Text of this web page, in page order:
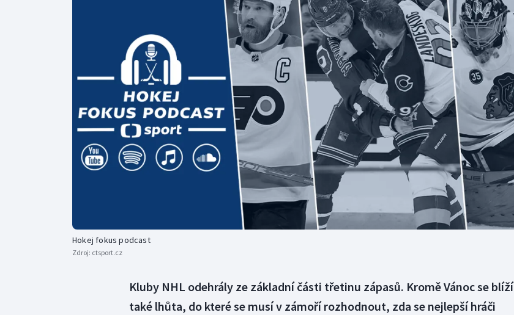
Curling
Dostihy
Golf
Gymnastika
Moderní pětiboj
Motorsport
Olympijské hry
Parasport
Plavání
Plážový volejbal
Triatlon
Veslování
Vodní slalom
Volejbal
Ostatní
Hokej fokus podcast
Zdroj: ctsport.cz
Kluby NHL odehrály ze základní části třetinu zápasů. Kromě Vánoc se blíží
také lhůta, do které se musí v zámoří rozhodnout, zda se nejlepší hráči